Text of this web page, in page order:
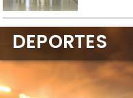
DEPORTES